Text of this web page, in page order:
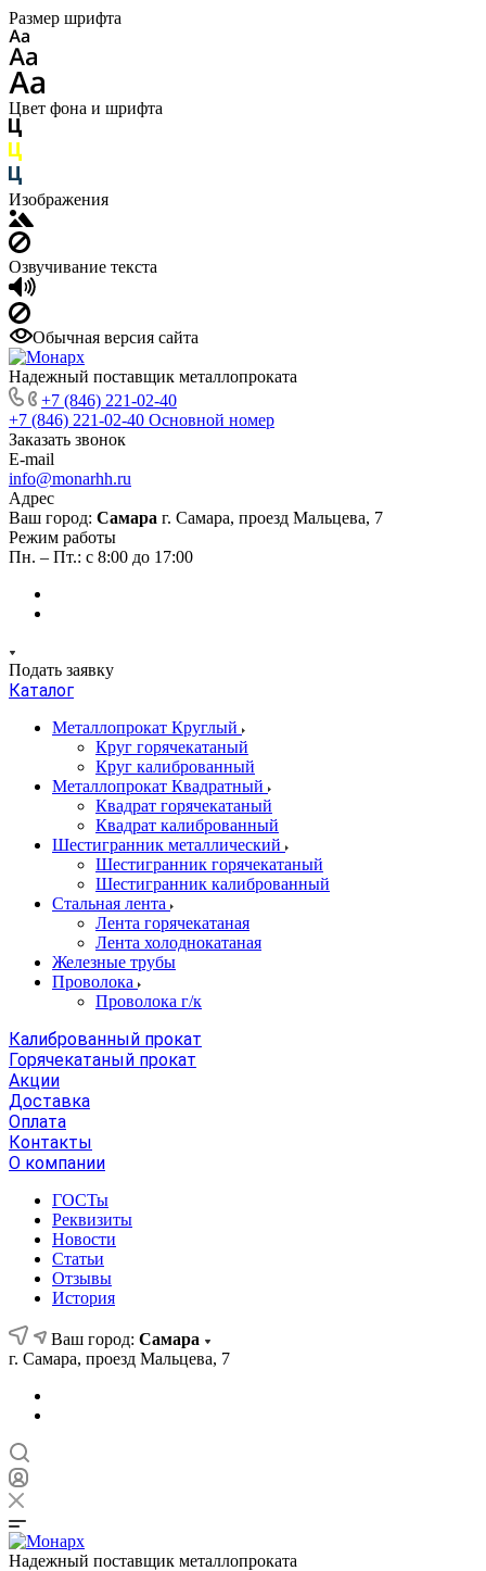
Размер шрифта
Цвет фона и шрифта
Изображения
Озвучивание текста
Обычная версия сайта
Надежный поставщик металлопроката
+7 (846) 221-02-40
+7 (846) 221-02-40 Основной номер
Заказать звонок
E-mail
info@monarhh.ru
Адрес
Ваш город: Самара г. Самара, проезд Мальцева, 7
Режим работы
Пн. – Пт.: с 8:00 до 17:00
Подать заявку
Каталог
Металлопрокат Круглый
Круг горячекатаный
Круг калиброванный
Металлопрокат Квадратный
Квадрат горячекатаный
Квадрат калиброванный
Шестигранник металлический
Шестигранник горячекатаный
Шестигранник калиброванный
Стальная лента
Лента горячекатаная
Лента холоднокатаная
Железные трубы
Проволока
Проволока г/к
Калиброванный прокат
Горячекатаный прокат
Акции
Доставка
Оплата
Контакты
О компании
ГОСТы
Реквизиты
Новости
Статьи
Отзывы
История
Ваш город: Самара
г. Самара, проезд Мальцева, 7
Надежный поставщик металлопроката